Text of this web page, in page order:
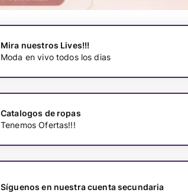
Mira nuestros Lives!!!
Moda en vivo todos los dias
Catalogos de ropas
Tenemos Ofertas!!!
Síguenos en nuestra cuenta secundaria